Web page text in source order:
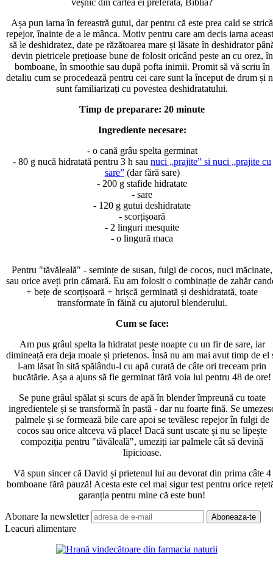
Așa pun iarna în fereastră gutui, dar pentru că este prea cald se strică
repejor, înainte de a le mânca. Motiv pentru care am decis iarna
să le deshidratez, date pe răzătoarea mare și lăsate în deshidrator
devin pietricele prețioase bune de folosit oricând peste an cu orez, în
bomboane, în smoothie sau după pofta inimii. Promit să vă scriu în
detaliu cum se procedează pentru cei care sunt la început de drum și
sunt familiarizați cu povestea deshidratatului.
Timp de preparare: 20 minute
Ingrediente necesare:
- o cană grâu spelta germinat
- 80 g nucă hidratată pentru 3 h sau nuci „prajite” si nuci „prajite cu
sare”(dar fără sare)
- 200 g stafide hidratate
- sare
- 120 g gutui deshidratate
- scorțișoară
- 2 linguri mesquite
- o lingură maca
Pentru "tăvăleală" - semințe de susan, fulgi de cocos, nuci măcinate,
sau orice aveți prin cămară. Eu am folosit o combinație de zahăr
+ bețe de scorțișoară + hrișcă germinată și deshidratată, toate
transformate în făină cu ajutorul blenderului.
Cum se face:
Am pus grâul spelta la hidratat peste noapte cu un fir de sare, iar
dimineață era deja moale și prietenos. Însă nu am mai avut timp de el
l-am lăsat în sită spălându-l cu apă curată de câte ori treceam prin
bucătărie. Așa a ajuns să fie germinat fără voia lui pentru 48 de ore!
Se pune grâul spălat și scurs de apă în blender împreună cu toate
ingredientele și se transformă în pastă - dar nu foarte fină. Se
palmele și se formează bile care apoi se tevălesc repejor în fulgi de
cocos sau orice altceva vă place! Dacă sunt uscate și nu se lipește
compoziția pentru "tăvăleală", umeziți iar palmele cât să devină
lipicioase.
Vă spun sincer că David și prietenul lui au devorat din prima câte 4
bomboane fără pauză! Acesta este cel mai sigur test pentru orice
garanția pentru mine că este bun!
Abonare la newsletter
Leacuri alimentare